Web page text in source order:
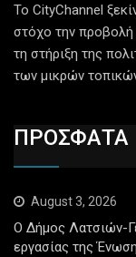
Το CityChannel
στόχο την προβολή
τη στήριξη της
των μικρών
ΠΡΟΣΦΑΤΑ
August 3, 2026
Ο Δήμος Λατσιών-
εργασίας της